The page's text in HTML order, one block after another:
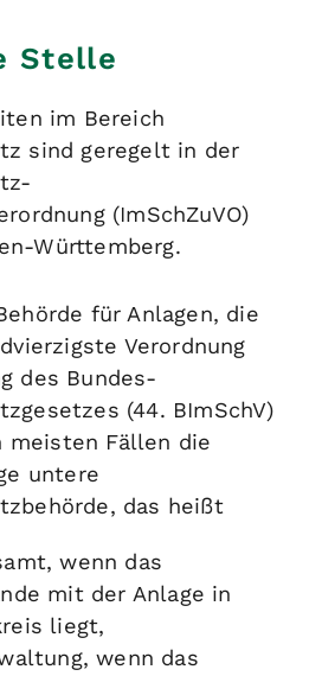
Stelle
im Bereich
sind geregelt in der
(ImSchZuVO)
Württemberg.
für Anlagen, die
Verordnung
des Bundes-
(44. BImSchV)
Fällen die
untere
das heißt
wenn das
mit der Anlage in
liegt,
wenn das